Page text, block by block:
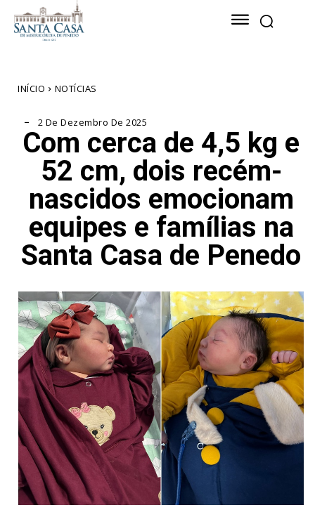
INÍCIO NOTÍCIAS
2 De Dezembro De 2025
Com cerca de 4,5 kg e
52 cm, dois recém-
nascidos emocionam
equipes e famílias na
Santa Casa de Penedo